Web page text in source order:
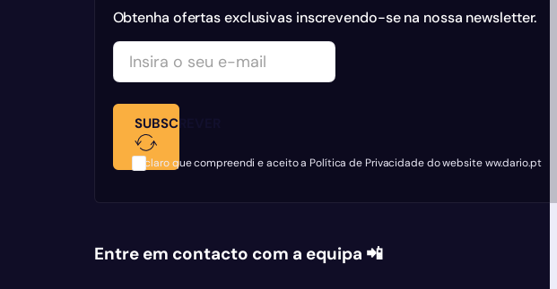
Obtenha ofertas exclusivas inscrevendo-se na nossa newsletter.
SUBSCREVER
Declaro que compreendi e aceito a Política de Privacidade do website ww.dario.pt
Entre em contacto com a equipa 📲